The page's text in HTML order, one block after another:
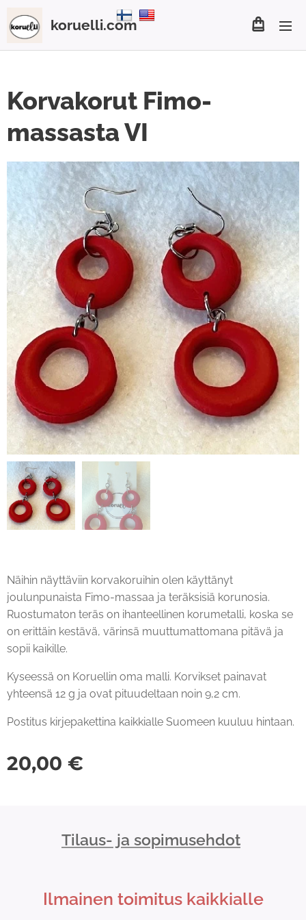
koruelli.com
Korvakorut Fimo-
massasta VI
Näihin näyttäviin korvakoruihin olen käyttänyt
joulunpunaista Fimo-massaa ja teräksisiä korunosia.
Ruostumaton teräs on ihanteellinen korumetalli, koska se
on erittäin kestävä, värinsä muuttumattomana pitävä ja
sopii kaikille.
Kyseessä on Koruellin oma malli. Korvikset painavat
yhteensä 12 g ja ovat pituudeltaan noin 9,2 cm.
Postitus kirjepakettina kaikkialle Suomeen kuuluu hintaan.
20,00 €
Tilaus- ja sopimusehdot
Ilmainen toimitus kaikkialle